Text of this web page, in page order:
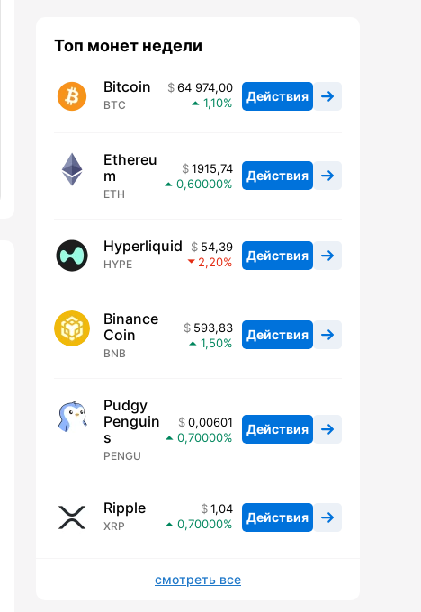
Топ монет недели
Bitcoin
BTC
64 974,00
1,10
Действия
Ethereu
m
ETH
1915,74
0,60000
Действия
Hyperliquid
HYPE
54,39
2,20
Действия
Binance
Coin
BNB
593,83
1,50
Действия
Pudgy
Penguin
s
PENGU
0,00601
0,70000
Действия
Ripple
XRP
1,04
0,70000
Действия
смотреть все